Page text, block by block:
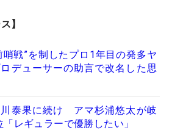
】
哨戦”を制したプロ1年目の発多ヤ
デューサーの助言で改名した思
泰果に続け アマ杉浦悠太が岐
レギュラーで優勝したい」